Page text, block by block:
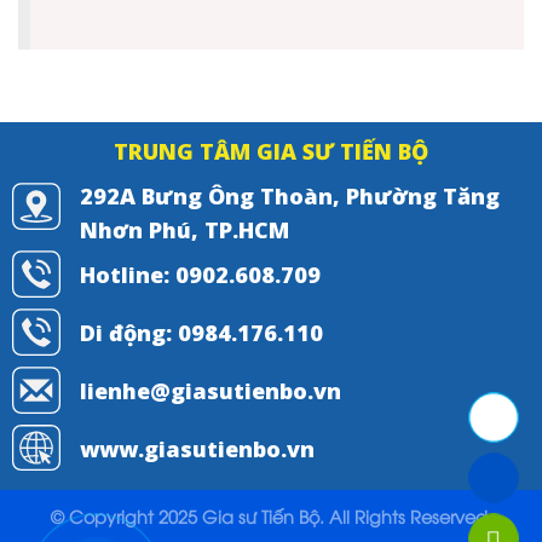
TRUNG TÂM GIA SƯ TIẾN BỘ
292A Bưng Ông Thoàn, Phường Tăng
Nhơn Phú, TP.HCM
Hotline: 0902.608.709
Di động: 0984.176.110
lienhe@giasutienbo.vn
www.giasutienbo.vn
© Copyright 2025 Gia sư Tiến Bộ. All Rights Reserved.